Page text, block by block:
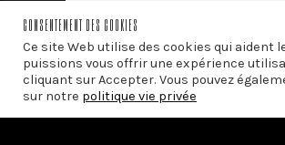
PRÉCÉDENT
Mardi noir à l’ULB –
CONSENTEMENT DES COOKIES
Ce site Web utilise des cookies qui aident
puissions vous offrir une expérience
cliquant sur Accepter. Vous pouvez
sur notre politique vie privée